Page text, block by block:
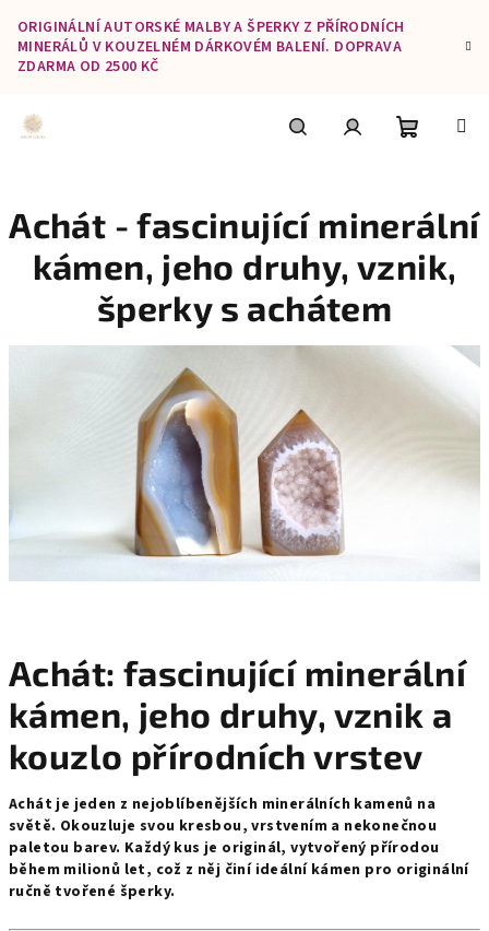
obsah
ORIGINÁLNÍ AUTORSKÉ MALBY A ŠPERKY Z PŘÍRODNÍCH
MINERÁLŮ V KOUZELNÉM DÁRKOVÉM BALENÍ. DOPRAVA
ZDARMA OD 2500 KČ
košík
Achát - fascinující minerální
kámen, jeho druhy, vznik,
šperky s achátem
Achát: fascinující minerální
kámen, jeho druhy, vznik a
kouzlo přírodních vrstev
Achát je jeden z nejoblíbenějších minerálních kamenů na
světě. Okouzluje svou kresbou, vrstvením a nekonečnou
paletou barev. Každý kus je originál, vytvořený přírodou
během milionů let, což z něj činí ideální kámen pro originální
ručně tvořené šperky.